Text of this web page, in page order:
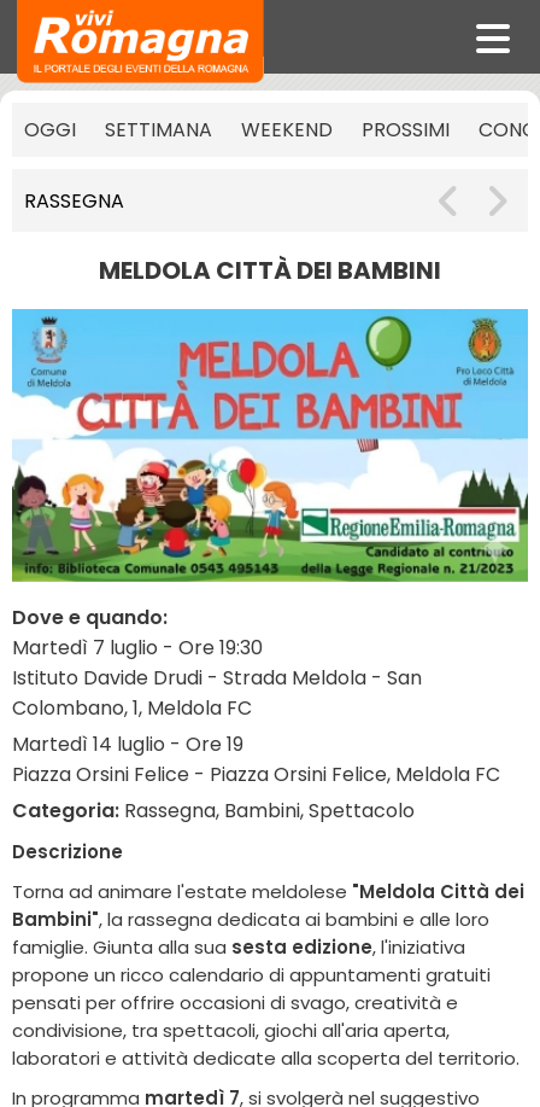
OGGI SETTIMANA WEEKEND PROSSIMI
RASSEGNA
MELDOLA CITTÀ DEI BAMBINI
Dove e quando:
Martedì 7 luglio - Ore 19:30
Istituto Davide Drudi - Strada Meldola - San
Colombano, 1, Meldola FC
Martedì 14 luglio - Ore 19
Piazza Orsini Felice - Piazza Orsini Felice, Meldola FC
Categoria: Rassegna, Bambini, Spettacolo
Descrizione
Torna ad animare l'estate meldolese "Meldola Città dei
Bambini", la rassegna dedicata ai bambini e alle loro
famiglie. Giunta alla sua sesta edizione, l'iniziativa
propone un ricco calendario di appuntamenti gratuiti
pensati per offrire occasioni di svago, creatività e
condivisione, tra spettacoli, giochi all'aria aperta,
laboratori e attività dedicate alla scoperta del territorio.
In programma martedì 7, si svolgerà nel suggestivo